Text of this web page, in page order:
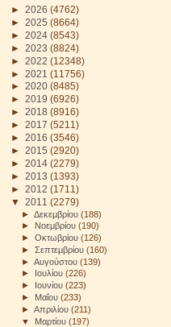
► 2026 (4762)
► 2025 (8664)
► 2024 (8543)
► 2023 (8824)
► 2022 (12348)
► 2021 (11756)
► 2020 (8485)
► 2019 (6926)
► 2018 (8916)
► 2017 (5211)
► 2016 (3546)
► 2015 (2920)
► 2014 (2279)
► 2013 (1393)
► 2012 (1711)
▼ 2011 (2279)
►Δεκεμβρίου(188)
► Νοεμβρίου(190)
►Οκτωβρίου(126)
►Σεπτεμβρίου(160)
►Αυγούστου(139)
►
Ιουλίου(226)
►
Ιουνίου(223)
► Μαΐου(233)
►Απριλίου(211)
▼ Μαρτίου(197)